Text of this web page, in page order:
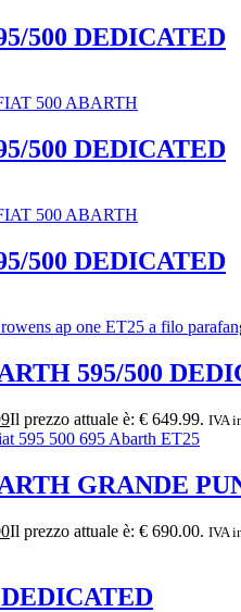
500 DEDICATED
500 DEDICATED
500 DEDICATED
595/500
Il prezzo attuale è: € 649.99. IVA
GRANDE
Il prezzo attuale è: € 690.00. IVA